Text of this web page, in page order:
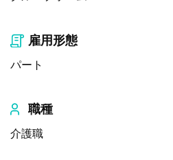
雇用形態
パート
職種
介護職